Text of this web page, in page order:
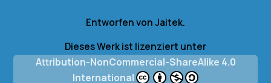
Entworfen von Jaitek.
Attribution-NonCommercial-ShareAlike 4.0
International